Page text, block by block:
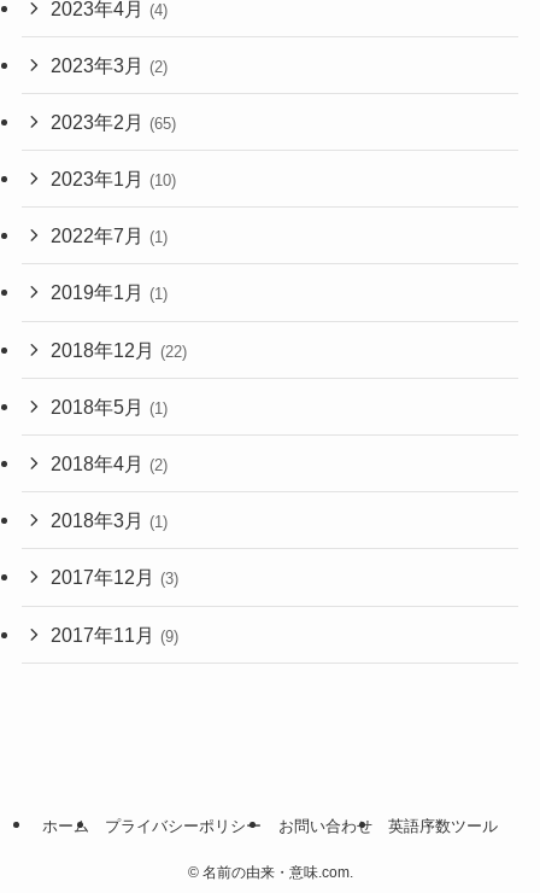
2023年4月 (4)
2023年3月 (2)
2023年2月 (65)
2023年1月 (10)
2022年7月 (1)
2019年1月 (1)
2018年12月 (22)
2018年5月 (1)
2018年4月 (2)
2018年3月 (1)
2017年12月 (3)
2017年11月 (9)
ホーム プライバシーポリシー お問い合わせ 英語序数ツール
©名前の由来・意味.com.